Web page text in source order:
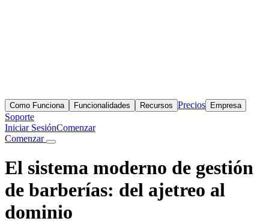
Como Funciona Funcionalidades Recursos Precios Empresa
Soporte
Iniciar SesiónComenzar
Comenzar
El sistema moderno de gestión
de barberías: del ajetreo al
dominio